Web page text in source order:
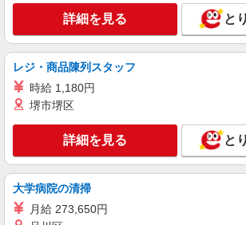
≪携帯販売｜家電量販店
時給1620円 ◆交通費支
へ切替後：月給259,200円＋
茨城県古河市旭町
株式会社ケーズホールディングス
大卒：基本給 260,000円
給 240,000円 高卒：基本給
詳細を見る と
レジ・商品陳列スタッフ
時給 1,180円
堺市堺区
詳細を見る と
大学病院の清掃
月給 273,650円